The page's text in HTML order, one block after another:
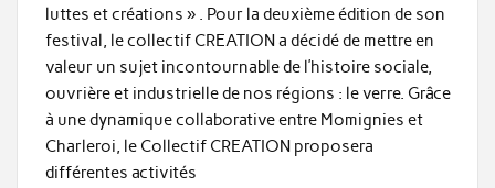
luttes et créations » . Pour la deuxième édition de son
festival, le collectif CREATION a décidé de mettre en
valeur un sujet incontournable de l’histoire sociale,
ouvrière et industrielle de nos régions : le verre. Grâce
à une dynamique collaborative entre Momignies et
Charleroi, le Collectif CREATION proposera
différentes activités